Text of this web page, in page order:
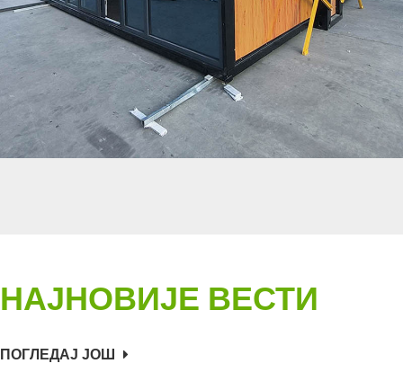
НАЈНОВИЈЕ ВЕСТИ
ПОГЛЕДАЈ ЈОШ